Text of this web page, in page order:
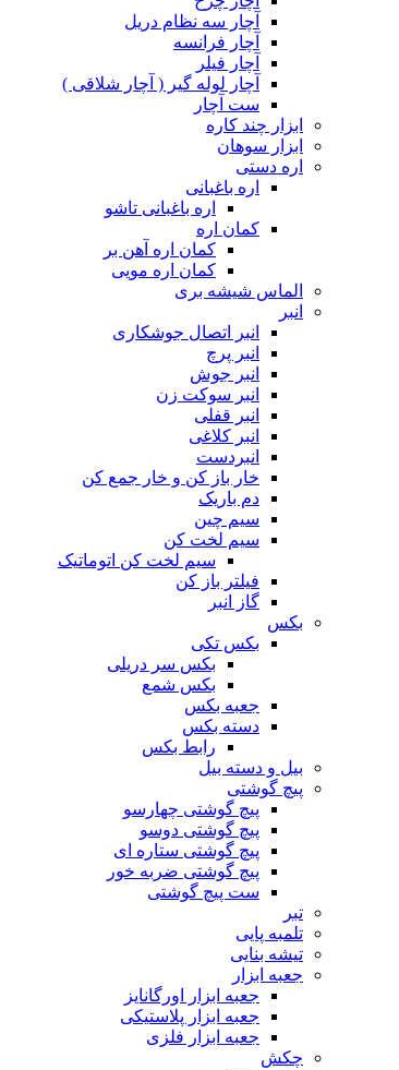
آچار سه نظام دریل
آچار فرانسه
آچار فیلر
آچار لوله گیر ( آچار شلاقی )
ست آچار
ابزار چند کاره
ابزار سوهان
اره دستی
اره باغبانی
اره باغبانی تاشو
کمان اره
کمان اره آهن بر
کمان اره مویی
الماس شیشه بری
انبر
انبر اتصال جوشکاری
انبر پرچ
انبر جوش
انبر سوکت زن
انبر قفلی
انبر کلاغی
انبردست
خار باز کن و خار جمع کن
دم باریک
سیم چین
سیم لخت کن
سیم لخت کن اتوماتیک
فیلتر باز کن
گاز انبر
بکس
بکس تکی
بکس سر دریلی
بکس شمع
جعبه بکس
دسته بکس
رابط بکس
بیل و دسته بیل
پیچ گوشتی
پیچ گوشتی چهارسو
پیچ گوشتی دوسو
پیچ گوشتی ستاره‌ ای
پیچ گوشتی ضربه خور
ست پیچ گوشتی
تبر
تلمبه پایی
تیشه بنایی
جعبه ابزار
جعبه ابزار اورگانایز
جعبه ابزار پلاستیکی
جعبه ابزار فلزی
چکش